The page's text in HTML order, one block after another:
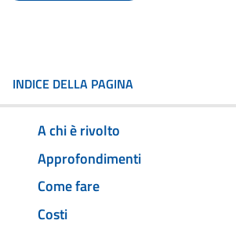
INDICE DELLA PAGINA
A chi è rivolto
Approfondimenti
Come fare
Costi